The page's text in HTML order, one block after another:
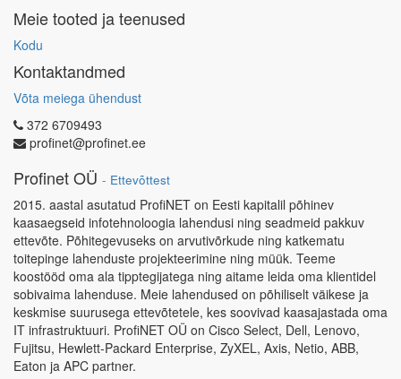
Meie tooted ja teenused
Kodu
Kontaktandmed
Võta meiega ühendust
372 6709493
profinet@profinet.ee
Profinet OÜ - Ettevõttest
2015. aastal asutatud ProfiNET on Eesti kapitalil põhinev
kaasaegseid infotehnoloogia lahendusi ning seadmeid pakkuv
ettevõte. Põhitegevuseks on arvutivõrkude ning katkematu
toitepinge lahenduste projekteerimine ning müük. Teeme
koostööd oma ala tipptegijatega ning aitame leida oma klientidel
sobivaima lahenduse. Meie lahendused on põhiliselt väikese ja
keskmise suurusega ettevõtetele, kes soovivad kaasajastada oma
IT infrastruktuuri. ProfiNET OÜ on Cisco Select, Dell, Lenovo,
Fujitsu, Hewlett-Packard Enterprise, ZyXEL, Axis, Netio, ABB,
Eaton ja APC partner.